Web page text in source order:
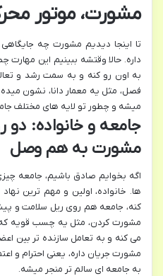
مشورت، موتور
تا اینجا دیدیم مشورت چه
داره. حالا وقتشه ببینیم این مهارت
به اون رو کنه و به سمت رشد و
فصل، مثل یه معمار دانا، نشون
میشه و چطور تو لایه های مختلف
جامعه و خانواده:
مشورت به هم وصل
اگه بخوایم صادق باشیم، جامعه
ها. خانواده، اولین و مهم ترین
کنه، جامعه هم روی ریل سلامت و
مشورت کردن، مثل یه چسب قویه که
می کنه و به تعامل سازنده تر بین
مشورت جریان داره، یعنی احترام و
به جامعه ای سالم تر منجر میشه.